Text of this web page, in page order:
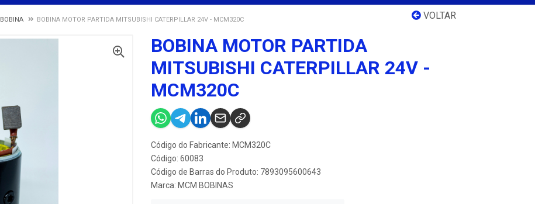
VOLTAR
BOBINA BOBINA MOTOR PARTIDA MITSUBISHI CATERPILLAR 24V - MCM320C
BOBINA MOTOR PARTIDA
MITSUBISHI CATERPILLAR 24V -
MCM320C
Código do Fabricante: MCM320C
Código: 60083
Código de Barras do Produto: 7893095600643
Marca: MCM BOBINAS